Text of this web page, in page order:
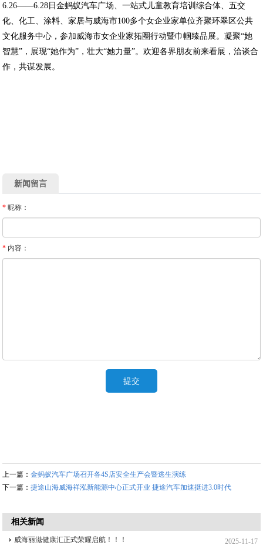
6.26——6.28日金蚂蚁汽车广场、一站式儿童教育培训综合体、五交
化、化工、涂料、家居与威海市100多个女企业家单位齐聚环翠区公共
文化服务中心，参加威海市女企业家拓圈行动暨巾帼臻品展。凝聚“她
智慧”，展现“她作为”，壮大“她力量”。欢迎各界朋友前来看展，洽谈合
作，共谋发展。
新闻留言
* 昵称：
* 内容：
上一篇：金蚂蚁汽车广场召开各4S店安全生产会暨逃生演练
下一篇：捷途山海威海祥泓新能源中心正式开业 捷途汽车加速挺进3.0时代
相关新闻
2025-11-17
威海丽滋健康汇正式荣耀启航！！！